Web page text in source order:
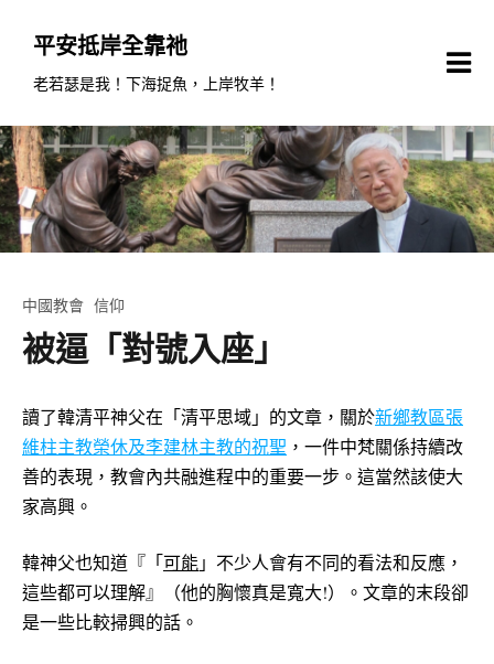
content
平安抵岸全靠祂
老若瑟是我！下海捉魚，上岸牧羊！
中國教會 信仰
被逼「對號入座」
讀了韓清平神父在「清平思域」的文章，關於新鄉教區張
維柱主教榮休及李建林主教的祝聖 ，一件中梵關係持續改
善的表現，教會內共融進程中的重要一步。這當然該使大
家高興。
韓神父也知道『「可能 」不少人會有不同的看法和反應，
這些都可以理解』（他的胸懷真是寬大!）。文章的末段卻
是一些比較掃興的話。